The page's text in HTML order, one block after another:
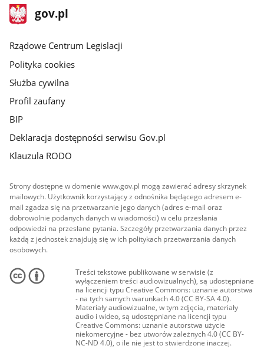
stopka
gov.plStrona
gov.pl
Rządowe Centrum Legislacji
Polityka cookies
Służba cywilna
Profil zaufany
BIP
Deklaracja dostępności serwisu Gov.pl
Klauzula RODO
Strony dostępne w domenie www.gov.pl mogą zawierać adresy skrzynek
mailowych. Użytkownik korzystający z odnośnika będącego adresem e-
mail zgadza się na przetwarzanie jego danych (adres e-mail oraz
dobrowolnie podanych danych w wiadomości) w celu przesłania
odpowiedzi na przesłane pytania. Szczegóły przetwarzania danych przez
każdą z jednostek znajdują się w ich politykach przetwarzania danych
osobowych.
Treści tekstowe publikowane w serwisie (z
wyłączeniem treści audiowizualnych), są udostępniane
na licencji typu Creative Commons: uznanie autorstwa
- na tych samych warunkach 4.0 (CC BY-SA 4.0).
Materiały audiowizualne, w tym zdjęcia, materiały
audio i wideo, są udostępniane na licencji typu
Creative Commons: uznanie autorstwa użycie
niekomercyjne - bez utworów zależnych 4.0 (CC BY-
NC-ND 4.0), o ile nie jest to stwierdzone inaczej.